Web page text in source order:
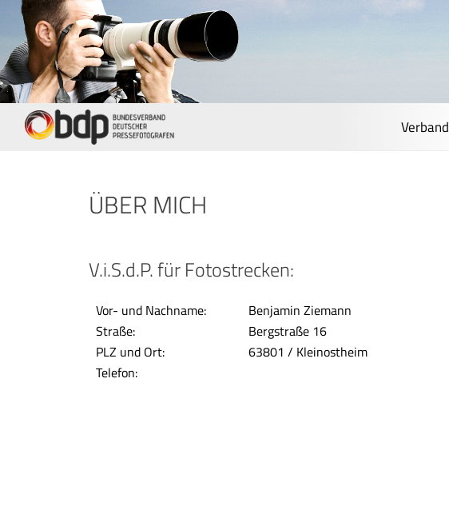
Verband
ÜBER MICH
V.i.S.d.P. für Fotostrecken:
Vor- und Nachname:
Benjamin Ziemann
Straße:
Bergstraße 16
PLZ und Ort:
63801 / Kleinostheim
Telefon: